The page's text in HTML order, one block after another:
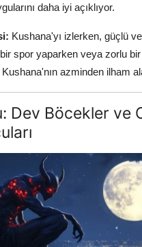
daha iyi açıklıyor.
Kushana'yı izlerken, güçlü
bir spor yaparken veya zorlu
azminden ilham
Dev Böcekler ve